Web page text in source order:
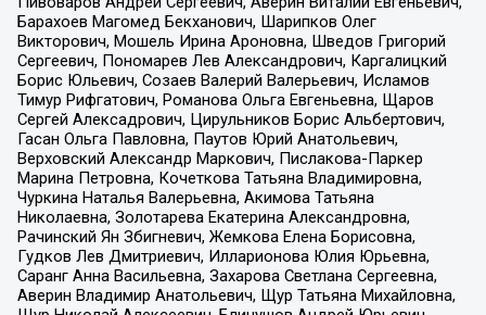
Барахоев Магомед Бекханович, Шарипков Олег
Викторович, Мошель Ирина Ароновна, Шведов Григорий
Сергеевич, Пономарев Лев Александрович, Каргалицкий
Борис Юльевич, Созаев Валерий Валерьевич, Исламов
Тимур Рифгатович, Романова Ольга Евгеньевна, Щаров
Сергей Алексадрович, Цирульников Борис Альбертович,
Гасан Ольга Павловна, Паутов Юрий Анатольевич,
Верховский Александр Маркович, Пислакова-Паркер
Марина Петровна, Кочеткова Татьяна Владимировна,
Чуркина Наталья Валерьевна, Акимова Татьяна
Николаевна, Золотарева Екатерина Александровна,
Рачинский Ян Збигневич, Жемкова Елена Борисовна,
Гудков Лев Дмитриевич, Илларионова Юлия Юрьевна,
Саранг Анна Васильевна, Захарова Светлана Сергеевна,
Аверин Владимир Анатольевич, Щур Татьяна Михайловна,